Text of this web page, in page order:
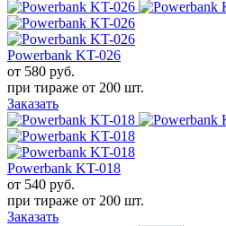
Powerbank KT-026
от 580 руб.
при тираже от 200 шт.
Заказать
Powerbank KT-018
от 540 руб.
при тираже от 200 шт.
Заказать